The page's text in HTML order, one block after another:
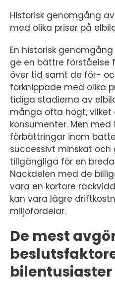
Historisk genomgång
med olika priser på
En historisk
ge en bättre förståelse
över tid samt de för-
förknippade med olika
tidiga stadierna av
många ofta högt, vilket
konsumenter. Men
förbättringar inom
successivt minskat och
tillgängliga för en
Nackdelen med de
vara en kortare
kan vara lägre
miljöfördelar.
De mest
bilentusiaster